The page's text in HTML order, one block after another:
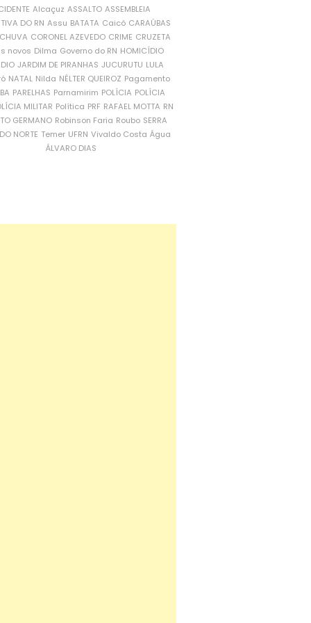
Alcaçuz ASSALTO ASSEMBLEIA
DO RN Assu BATATA Caicó CARAÚBAS
CORONEL AZEVEDO CRIME CRUZETA
novos Dilma Governo do RN HOMICÍDIO
JARDIM DE PIRANHAS JUCURUTU LULA
NATAL Nilda NÉLTER QUEIROZ Pagamento
PARELHAS Parnamirim POLÍCIA POLÍCIA
MILITAR Política PRF RAFAEL MOTTA RN
GERMANO Robinson Faria Roubo SERRA
NORTE Temer UFRN Vivaldo Costa Água
ÁLVARO DIAS